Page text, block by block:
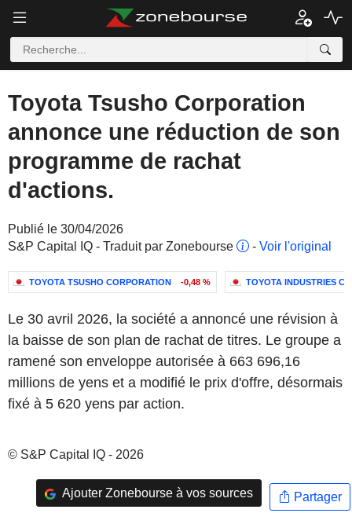
Toyota Tsusho Corporation
annonce une réduction de son
programme de rachat
d'actions.
Publié le 30/04/2026
S&P Capital IQ - Traduit par Zonebourse
- Voir l'original
TOYOTA TSUSHO CORPORATION -0,48 % TOYOTA INDUSTRIES
Le 30 avril 2026, la société a annoncé une révision à
la baisse de son plan de rachat de titres. Le groupe a
ramené son enveloppe autorisée à 663 696,16
millions de yens et a modifié le prix d'offre, désormais
fixé à 5 620 yens par action.
© S&P Capital IQ - 2026
Ajouter Zonebourse à vos sources Partager